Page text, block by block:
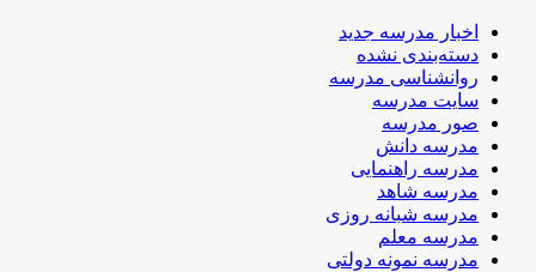
اخبار مدرسه جدید
دسته‌بندی نشده
روانشناسی مدرسه
سایت مدرسه
صور مدرسه
مدرسه دانش
مدرسه راهنمایی
مدرسه شاهد
مدرسه شبانه روزی
مدرسه معلم
مدرسه نمونه دولتی